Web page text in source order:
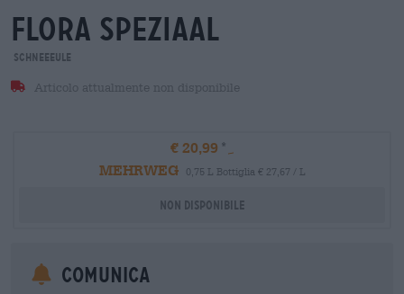
flora speziaal
Schneeeule
Articolo attualmente non disponibile
€ 20,99
MEHRWEG
0,75 L Bottiglia € 27,67 / L
Non disponibile
Comunica